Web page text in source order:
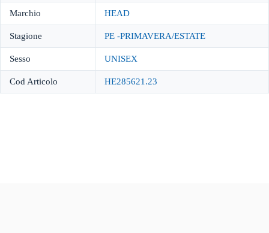
Marchio HEAD
Stagione PE -PRIMAVERA/ESTATE
Sesso UNISEX
Cod Articolo HE285621.23